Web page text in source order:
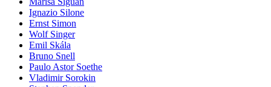
Ignazio Silone
Ernst Simon
Wolf Singer
Emil Skála
Bruno Snell
Paulo Astor Soethe
Vladimir Sorokin